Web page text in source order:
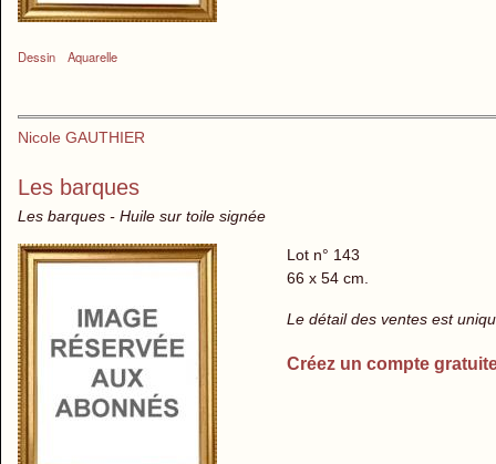
Dessin Aquarelle
Nicole GAUTHIER
Les barques
Les barques - Huile sur toile signée
Lot n° 143
66 x 54 cm.
Le détail des ventes est
Créez un compte